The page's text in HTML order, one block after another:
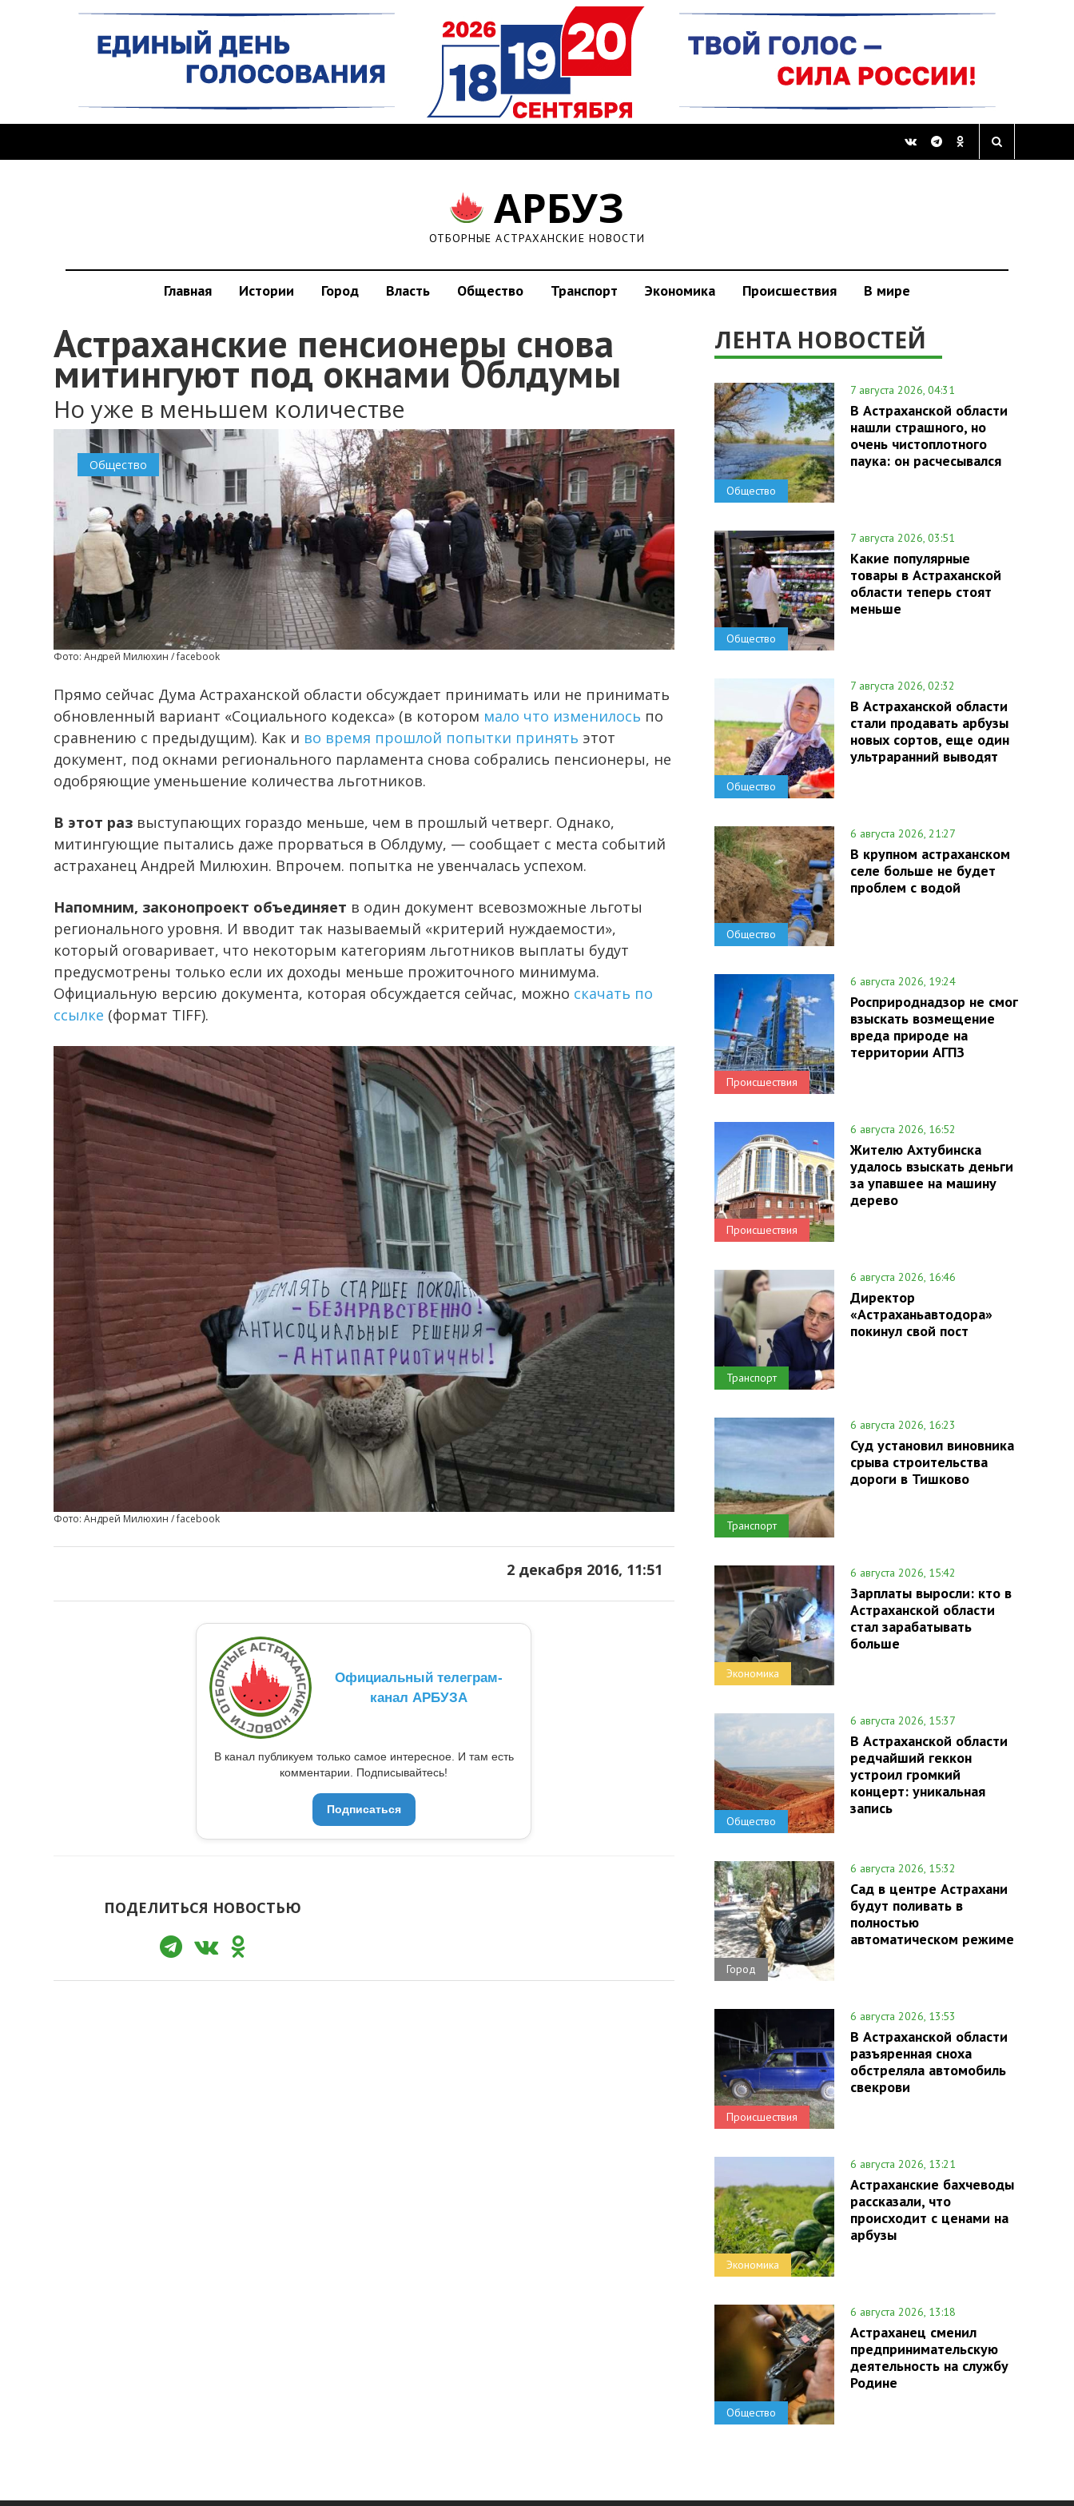
АРБУЗ
ОТБОРНЫЕ АСТРАХАНСКИЕ НОВОСТИ
Главная Истории Город Власть Общество Транспорт Экономика Происшествия В мире
Астраханские пенсионеры снова
митингуют под окнами Облдумы
Но уже в меньшем количестве
0
Общество
Фото: Андрей Милюхин / facebook
Прямо сейчас Дума Астраханской области обсуждает принимать или не принимать
обновленный вариант «Социального кодекса» (в котором мало что изменилось по
сравнению с предыдущим). Как и во время прошлой попытки принять этот
документ, под окнами регионального парламента снова собрались пенсионеры, не
одобряющие уменьшение количества льготников.
В этот раз выступающих гораздо меньше, чем в прошлый четверг. Однако,
митингующие пытались даже прорваться в Облдуму, — сообщает с места событий
астраханец Андрей Милюхин. Впрочем. попытка не увенчалась успехом.
Напомним, законопроект объединяет в один документ всевозможные льготы
регионального уровня. И вводит так называемый «критерий нуждаемости»,
который оговаривает, что некоторым категориям льготников выплаты будут
предусмотрены только если их доходы меньше прожиточного минимума.
Официальную версию документа, которая обсуждается сейчас, можно скачать по
ссылке (формат TIFF).
Фото: Андрей Милюхин / facebook
2 декабря 2016, 11:51
Официальный телеграм-
канал АРБУЗА
В канал публикуем только самое интересное. И там есть
комментарии. Подписывайтесь!
Подписаться
ПОДЕЛИТЬСЯ НОВОСТЬЮ
ЛЕНТА НОВОСТЕЙ
Общество
7 августа 2026, 04:31
В Астраханской области
нашли страшного, но
очень чистоплотного
паука: он расчесывался
Общество
7 августа 2026, 03:51
Какие популярные
товары в Астраханской
области теперь стоят
меньше
Общество
7 августа 2026, 02:32
В Астраханской области
стали продавать арбузы
новых сортов, еще один
ультраранний выводят
Общество
6 августа 2026, 21:27
В крупном астраханском
селе больше не будет
проблем с водой
Происшествия
6 августа 2026, 19:24
Росприроднадзор не смог
взыскать возмещение
вреда природе на
территории АГПЗ
Происшествия
6 августа 2026, 16:52
Жителю Ахтубинска
удалось взыскать деньги
за упавшее на машину
дерево
Транспорт
6 августа 2026, 16:46
Директор
«Астраханьавтодора»
покинул свой пост
Транспорт
6 августа 2026, 16:23
Суд установил виновника
срыва строительства
дороги в Тишково
Экономика
6 августа 2026, 15:42
Зарплаты выросли: кто в
Астраханской области
стал зарабатывать
больше
Общество
6 августа 2026, 15:37
В Астраханской области
редчайший геккон
устроил громкий
концерт: уникальная
запись
Город
6 августа 2026, 15:32
Сад в центре Астрахани
будут поливать в
полностью
автоматическом режиме
Происшествия
6 августа 2026, 13:53
В Астраханской области
разъяренная сноха
обстреляла автомобиль
свекрови
Экономика
6 августа 2026, 13:21
Астраханские бахчеводы
рассказали, что
происходит с ценами на
арбузы
Общество
6 августа 2026, 13:18
Астраханец сменил
предпринимательскую
деятельность на службу
Родине